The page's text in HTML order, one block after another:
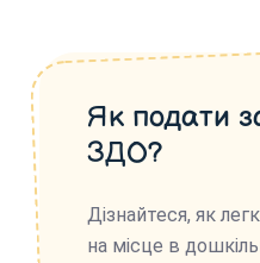
Як подати
ЗДО?
Дізнайтеся, як
на місце в